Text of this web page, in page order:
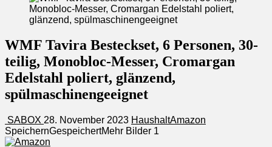
WMF Tavira Besteckset, 6 Personen, 30-
teilig, Monobloc-Messer, Cromargan
Edelstahl poliert, glänzend,
spülmaschinengeeignet
SABOX 28. November 2023 HaushaltAmazon
SpeichernGespeichertMehr Bilder 1